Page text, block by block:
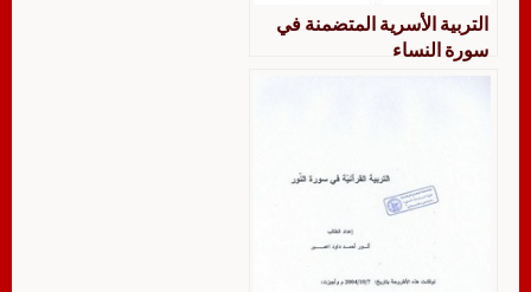
التربية الأسرية المتضمنة في
سورة النساء